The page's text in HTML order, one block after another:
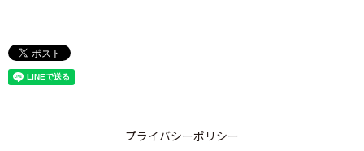
プライバシーポリシー